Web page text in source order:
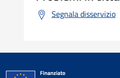
Segnala disservizio